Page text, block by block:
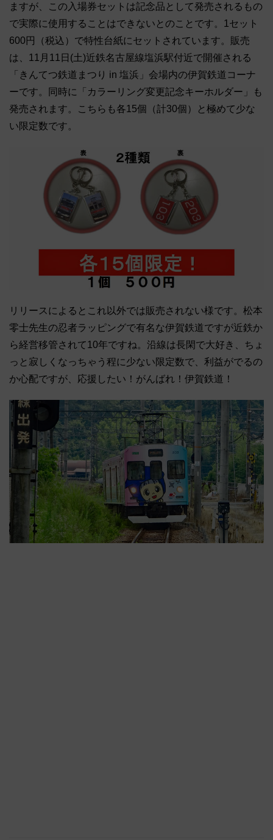
ますが、この入場券セットは記念品として発売されるもの
で実際に使用することはできないとのことです。1セット
600円（税込）で特性台紙にセットされています。販売
は、11月11日(土)近鉄名古屋線塩浜駅付近で開催される
「きんてつ鉄道まつり in 塩浜」会場内の伊賀鉄道コーナ
ーです。同時に「カラーリング変更記念キーホルダー」も
発売されます。こちらも各15個（計30個）と極めて少な
い限定数です。
リリースによるとこれ以外では販売されない様です。松本
零士先生の忍者ラッピングで有名な伊賀鉄道ですが近鉄か
ら経営移管されて10年ですね。沿線は長閑で大好き、ちょ
っと寂しくなっちゃう程に少ない限定数で、利益がでるの
か心配ですが、応援したい！がんばれ！伊賀鉄道！